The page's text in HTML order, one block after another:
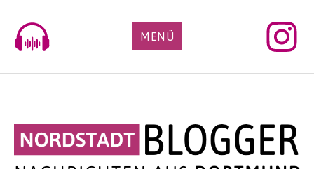
content
MENÜ